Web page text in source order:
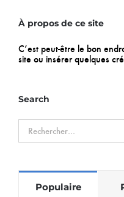
À propos de ce site
C’est peut-être le bon
site ou insérer quelques
Search
Rechercher:
Populaire